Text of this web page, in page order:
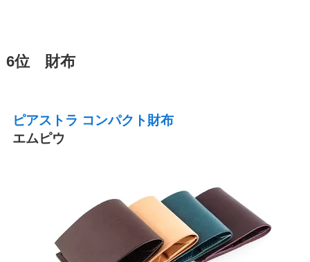
6位 財布
ピアストラ コンパクト財布
エムピウ